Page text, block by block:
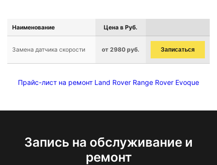
Наименование Цена в Руб.
Замена датчика скорости от 2980 руб. Записаться
Прайс-лист на ремонт Land Rover Range Rover Evoque
Запись на обслуживание и
ремонт